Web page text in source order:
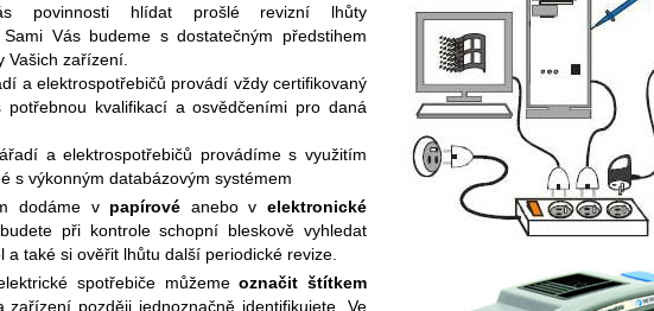
povinnosti hlídat prošlé revizní lhůty
Vás budeme s dostatečným předstihem
zařízení.
a elektrospotřebičů provádí vždy certifikovaný
potřebnou kvalifikací a osvědčeními pro daná
a elektrospotřebičů provádíme s využitím
s výkonným databázovým systémem
dodáme v papírové anebo velektronické
při kontrole schopní bleskově vyhledat
také si ověřit lhůtu další periodické revize.
spotřebiče můžemeoznačit štítkem
zařízení později jednoznačně identifikujete. Ve